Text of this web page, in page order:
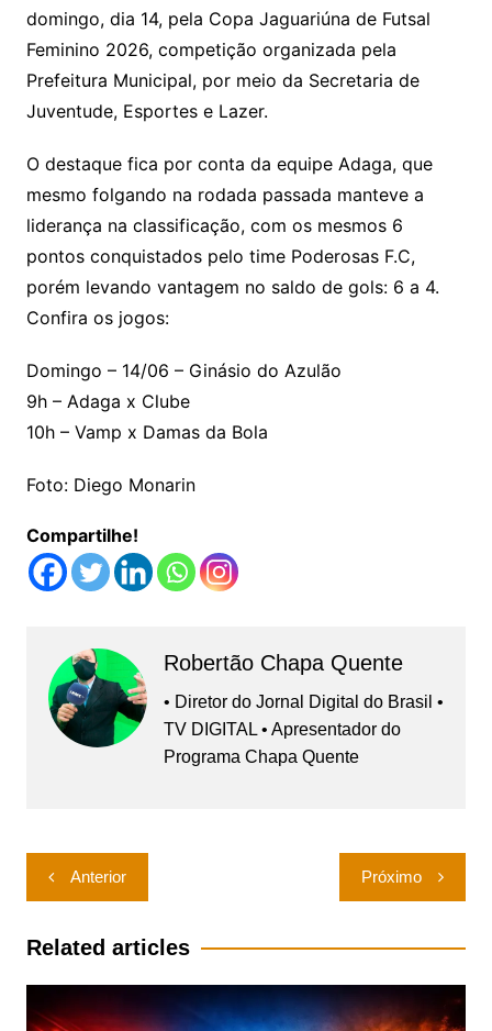
domingo, dia 14, pela Copa Jaguariúna de Futsal
Feminino 2026, competição organizada pela
Prefeitura Municipal, por meio da Secretaria de
Juventude, Esportes e Lazer.
O destaque fica por conta da equipe Adaga, que
mesmo folgando na rodada passada manteve a
liderança na classificação, com os mesmos 6
pontos conquistados pelo time Poderosas F.C,
porém levando vantagem no saldo de gols: 6 a 4.
Confira os jogos:
Domingo – 14/06 – Ginásio do Azulão
9h – Adaga x Clube
10h – Vamp x Damas da Bola
Foto: Diego Monarin
Compartilhe!
Robertão Chapa Quente
• Diretor do Jornal Digital do Brasil •
TV DIGITAL • Apresentador do
Programa Chapa Quente
Navegação
de
Post
Anterior Próximo
Related articles